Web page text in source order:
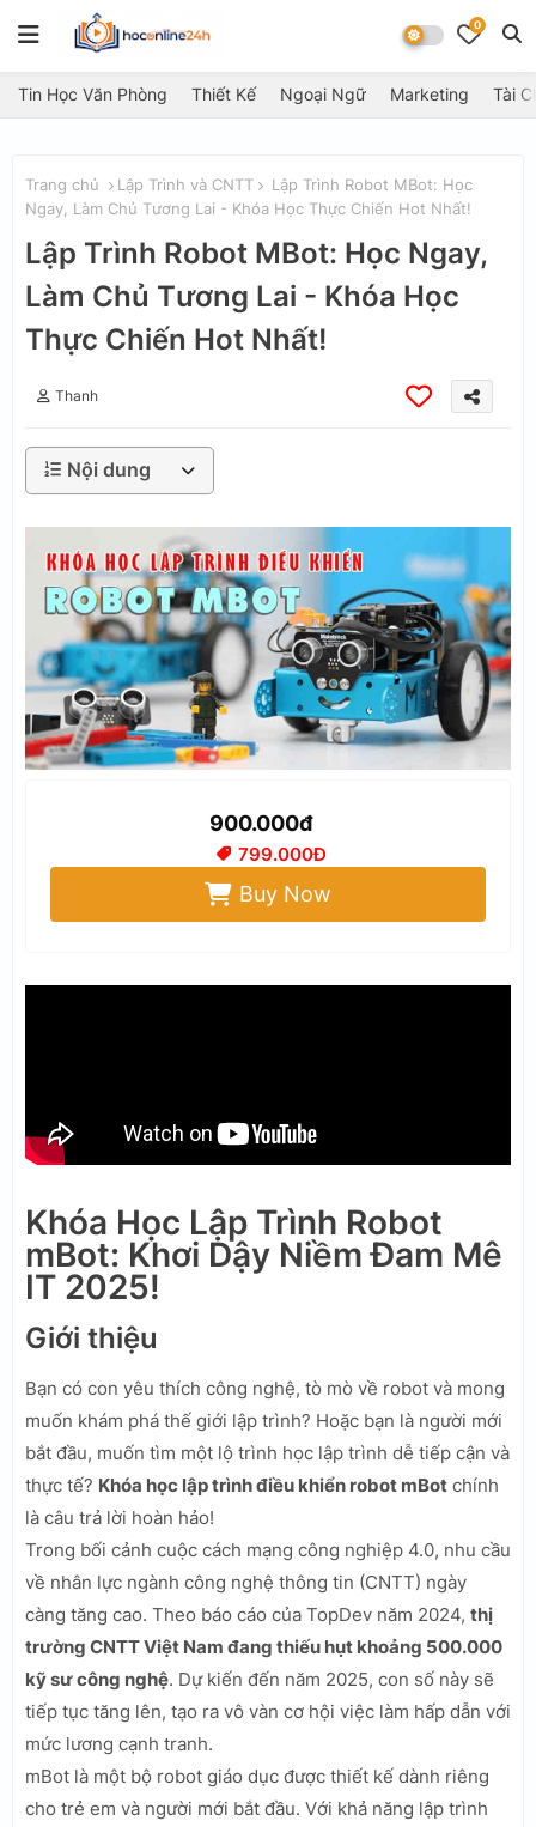
0
Tin Học Văn Phòng Thiết Kế Ngoại Ngữ Marketing Tài
Trang chủ Lập Trình và CNTT
Lập Trình Robot MBot: Học
Ngay, Làm Chủ Tương Lai - Khóa Học Thực Chiến Hot Nhất!
Lập Trình Robot MBot: Học Ngay,
Làm Chủ Tương Lai - Khóa Học
Thực Chiến Hot Nhất!
Thanh
Nội dung
900.000đ
799.000Đ
Buy Now
Khóa Học Lập Trình Robot
mBot: Khơi Dậy Niềm Đam Mê
IT 2025!
Giới thiệu
Bạn có con yêu thích công nghệ, tò mò về robot và mong
muốn khám phá thế giới lập trình? Hoặc bạn là người mới
bắt đầu, muốn tìm một lộ trình học lập trình dễ tiếp cận và
thực tế? Khóa học lập trình điều khiển robot mBot chính
là câu trả lời hoàn hảo!
Trong bối cảnh cuộc cách mạng công nghiệp 4.0, nhu cầu
về nhân lực ngành công nghệ thông tin (CNTT) ngày
càng tăng cao. Theo báo cáo của TopDev năm 2024, thị
trường CNTT Việt Nam đang thiếu hụt khoảng 500.000
kỹ sư công nghệ. Dự kiến đến năm 2025, con số này sẽ
tiếp tục tăng lên, tạo ra vô vàn cơ hội việc làm hấp dẫn với
mức lương cạnh tranh.
mBot là một bộ robot giáo dục được thiết kế dành riêng
cho trẻ em và người mới bắt đầu. Với khả năng lập trình